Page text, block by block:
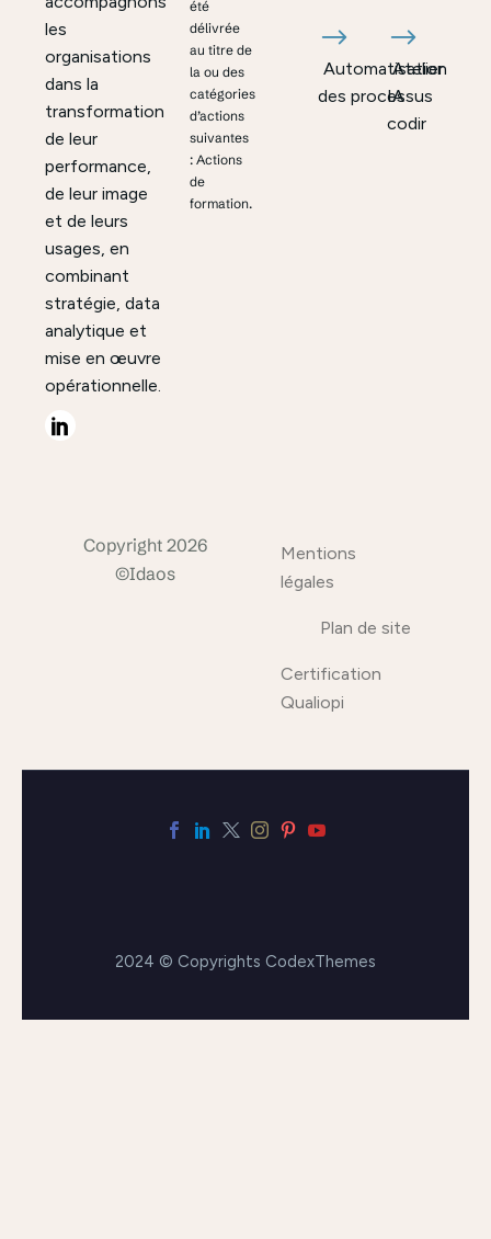
les
organisations
dans la
transformation
de leur
performance,
de leur image
et de leurs
usages, en
combinant
stratégie, data
analytique et
mise en œuvre
opérationnelle.
été
délivrée
au titre de
la ou des
catégories
d’actions
suivantes
: Actions
de
formation.
Automatisation
des processus
Atelier
IA
codir
Copyright 2026
©Idaos
Mentions
légales
Plan de site
Certification
Qualiopi
2024 © Copyrights CodexThemes